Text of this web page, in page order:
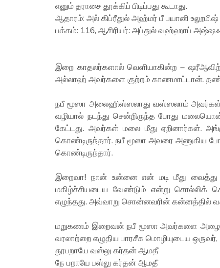
எனும் தராசை தூக்கிப் பிடிப்பது கூடாது.
ஆதாரம்: அல் கிப்ரீதுல் அஹ்மர் பீ பயானி
பக்கம்: 116, ஆசிரியர்: அப்துல் வஹ்ஹாப்
இறை காதலர்களால் வெளியாகின்ற –
அல்லாஹ் அவர்களை குற்றம் காணமாட்டான்.
நபீ மூஸா அலைஹிஸ்ஸலாது வஸ்ஸலாம் அவர்கள்
வழியால் நடந்து சென்றிருந்த போது
கேட்டது. அவர்கள் மலை மீது ஏறினார்கள்.
கொண்டிருந்தார். நபீ மூஸா அவரை அணுகிய
கொண்டிருந்தார்.
இறைவா! நான் உன்னை என் மடி மீது
மகிழ்ச்சியடைய வேண்டும் என்று சொல்லிக்
எழுந்தது. அவ்வாறு சொன்னவரின் கன்னத்தில்
மறுகணம் இறைவன் நபீ மூஸா அவர்களை
வரலாற்றை எழுதிய பாரசீக மொழியுடைய ஒருவர்,
தூபறாயே வஸ்லு கர்தன் ஆமதீ
நே பறாயே பஸ்லு கர்தன் ஆமதீ